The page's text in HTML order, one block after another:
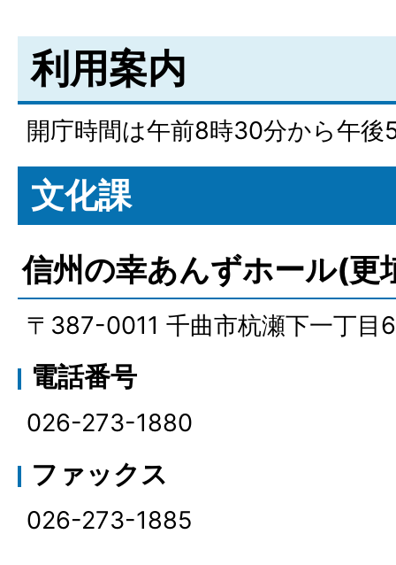
利用案内
開庁時間は午前8時30分から午後
文化課
信州の幸あんずホール(更
〒387-0011 千曲市杭瀬下一丁目
電話番号
026-273-1880
ファックス
026-273-1885